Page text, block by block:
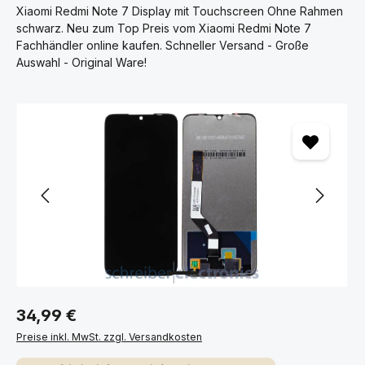
Xiaomi Redmi Note 7 Display mit Touchscreen Ohne Rahmen
schwarz. Neu zum Top Preis vom Xiaomi Redmi Note 7
Fachhändler online kaufen. Schneller Versand - Große
Auswahl - Original Ware!
Bildergalerie überspringen
34,99 €
Preise inkl. MwSt. zzgl. Versandkosten